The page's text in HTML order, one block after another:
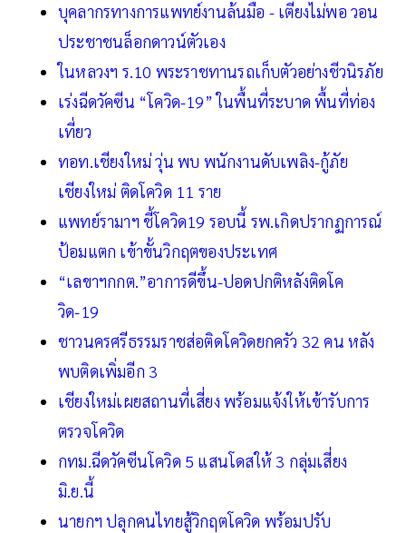
บุคลากรทางการแพทย์งานล้นมือ - เตียงไม่พอ วอน
ประชาชนล็อกดาวน์ตัวเอง
ในหลวงฯ ร.10 พระราชทานรถเก็บตัวอย่างชีวนิรภัย
เร่งฉีดวัคซีน “โควิด-19” ในพื้นที่ระบาด พื้นที่ท่อง
เที่ยว
ทอท.เชียงใหม่ วุ่น พบ พนักงานดับเพลิง-กู้ภัย
เชียงใหม่ ติดโควิด 11 ราย
แพทย์รามาฯ ชี้โควิด19 รอบนี้ รพ.เกิดปรากฏการณ์
ป้อมแตก เข้าขั้นวิกฤตของประเทศ
“เลขาฯกกต.”อาการดีขึ้น-ปอดปกติหลังติดโค
วิด-19
ชาวนครศรีธรรมราชส่อติดโควิดยกครัว 32 คน หลัง
พบติดเพิ่มอีก 3
เชียงใหม่เผยสถานที่เสี่ยง พร้อมแจ้งให้เข้ารับการ
ตรวจโควิด
กทม.ฉีดวัคซีนโควิด 5 แสนโดสให้ 3 กลุ่มเสี่ยง
มิ.ย.นี้
นายกฯ ปลุกคนไทยสู้วิกฤตโควิด พร้อมปรับ